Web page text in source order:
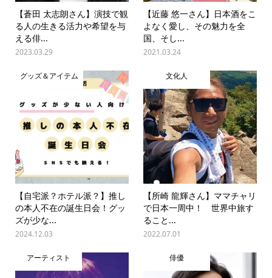
【蒼田 太志朗さん】演技で観
る人の生きる活力や希望を与
える俳...
2023.03.29
【近藤 悠一さん】日本酒をこ
よなく愛し、その魅力を全
国、そし...
2021.03.24
グッズ＆アイテム
【自宅派？ホテル派？】推し
の本人不在の誕生日会！グッ
ズが少な...
2024.12.03
文化人
【所崎 龍輝さん】ママチャリ
で日本一周中！ 世界中旅す
ること...
2022.07.01
アーティスト 俳優